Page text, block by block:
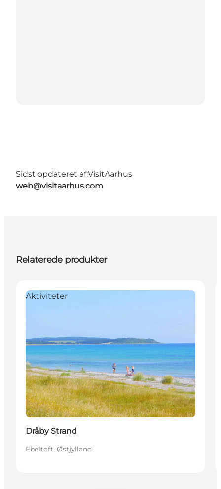
Sidst opdateret af:VisitAarhus
web@visitaarhus.com
Relaterede produkter
Aktiviteter
Dråby Strand
Ebeltoft, Østjylland